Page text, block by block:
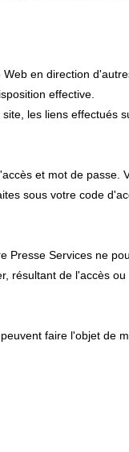
en direction
effective.
les liens effectués
et mot de
sous votre code
Presse Services ne
résultant de l'accès
faire l'objet de